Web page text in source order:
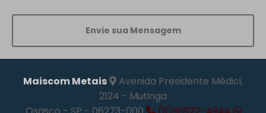
Envie sua Mensagem
Maiscom Metais
Avenida Presidente Médici,
2124 - Mutinga